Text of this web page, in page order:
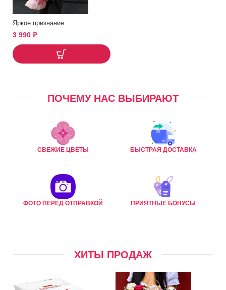
Яркое признание
3 990 ₽
ПОЧЕМУ НАС ВЫБИРАЮТ
СВЕЖИЕ ЦВЕТЫ БЫСТРАЯ ДОСТАВКА
ФОТО ПЕРЕД ОТПРАВКОЙ ПРИЯТНЫЕ БОНУСЫ
ХИТЫ ПРОДАЖ